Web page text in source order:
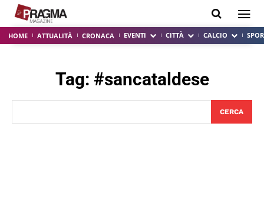
HOME ATTUALITÀ CRONACA EVENTI CITTÀ CALCIO
Tag: #sancataldese
CERCA